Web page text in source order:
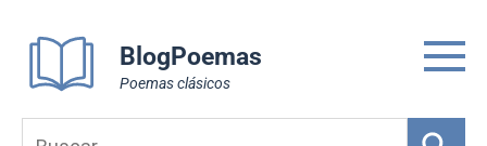
content
BlogPoemas
Poemas clásicos